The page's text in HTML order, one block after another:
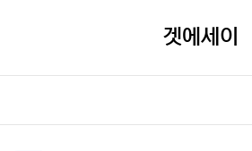
겟에세이